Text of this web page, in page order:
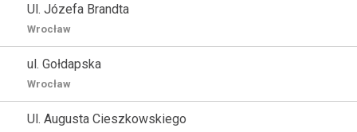
Ul. Józefa Brandta
Wrocław
ul. Gołdapska
Wrocław
Ul. Augusta Cieszkowskiego